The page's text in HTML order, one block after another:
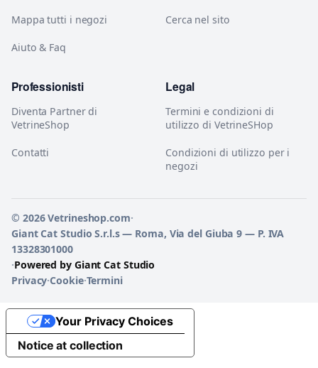
Mappa tutti i negozi
Aiuto & Faq
Cerca nel sito
Professionisti
Diventa Partner di
VetrineShop
Contatti
Legal
Termini e condizioni di
utilizzo di VetrineSHop
Condizioni di utilizzo per i
negozi
© 2026 Vetrineshop.com·
Giant Cat Studio S.r.l.s — Roma, Via del Giuba 9 — P. IVA
13328301000
·Powered by Giant Cat Studio
Privacy·Cookie·Termini
Notice at collection
Your Privacy Choices